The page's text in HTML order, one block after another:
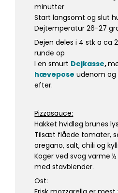
minutter
Start langsomt og slut
Dejtemperatur 26-27
Dejen deles i 4 stk a ca
runde op
I en smurt Dejkasse,
hævepose udenom og
efter.
Pizzasauce:
Hakket hvidløg brunes
Tilsæt flåede tomater,
oregano, salt, chili og
Koger ved svag varme
med stavblender.
Ost: